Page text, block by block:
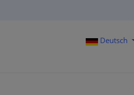
Deutsch